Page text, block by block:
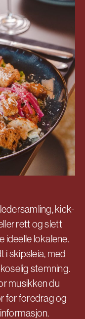
kick-
rett og slett
ideelle lokalene.
i skipsleia, med
stemning.
musikken du
for foredrag og